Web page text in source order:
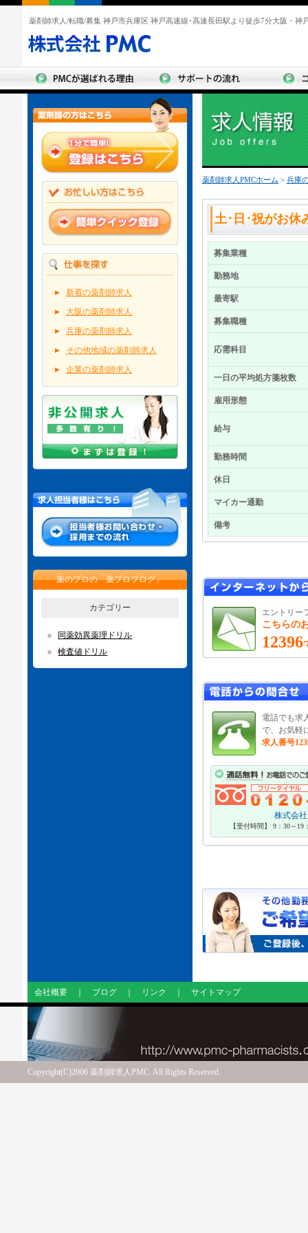
薬剤師求人/転職/募集 神戸市兵庫区 神戸高速線･高速長田駅より徒歩7分大阪・神
新着の薬剤師求人
大阪の薬剤師求人
兵庫の薬剤師求人
その他地域の薬剤師求人
企業の薬剤師求人
薬のプロの「薬プロブログ」
カテゴリー
同薬効異薬理ドリル
検査値ドリル
薬剤師求人PMCホーム > 兵庫
土･日･祝がお休
募集業種
勤務地
最寄駅
募集職種
応需科目
一日の平均処方箋枚数
雇用形態
給与
勤務時間
休日
マイカー通勤
備考
エントリー
こちらの
12396
電話でも求
で、お気軽
求人番号
株式会
【受付時間】 9：30～
会社概要 ブログ リンク サイトマップ
Copyright(C)2006 薬剤師求人PMC. All Rights Reserved.